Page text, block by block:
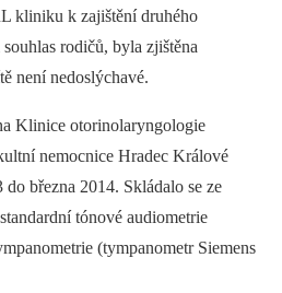
kliniku k zajištění druhého
rodičů, byla zjištěna
není nedoslýchavé.
Klinice otorinolaryngologie
nemocnice Hradec Králové
března 2014. Skládalo se ze
tónové audiometrie
(tympanometr Siemens